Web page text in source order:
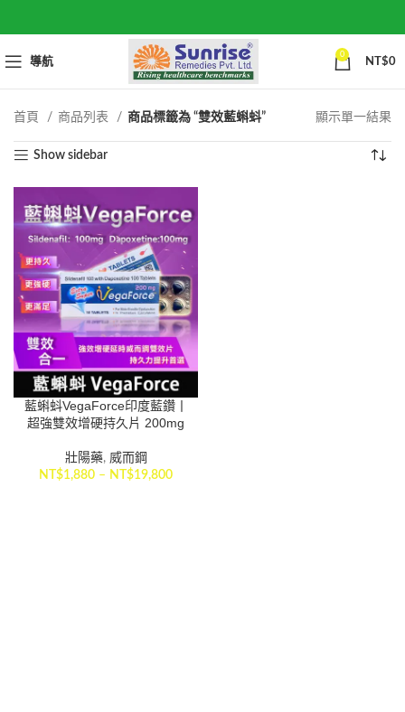
導航
0
NT$0
首頁 商品列表 商品標籤為 “雙效藍蝌蚪” 顯示單一結果
Show sidebar
藍蝌蚪VegaForce印度藍鑽丨
超強雙效增硬持久片 200mg
壯陽藥, 威而鋼
NT$1,880 – NT$19,800